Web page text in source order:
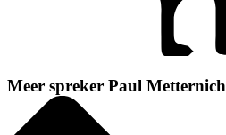
Meer spreker Paul Metternich